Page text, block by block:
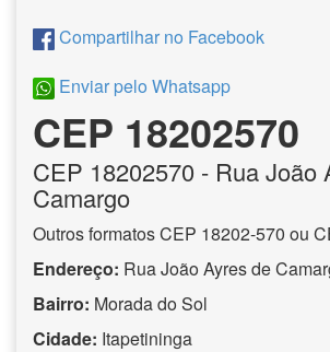
Compartilhar no Facebook
Enviar pelo Whatsapp
CEP 18202570
CEP 18202570 - Rua João
Camargo
Outros formatos CEP 18202-570 ou
Endereço: Rua João Ayres de
Bairro: Morada do Sol
Cidade: Itapetininga